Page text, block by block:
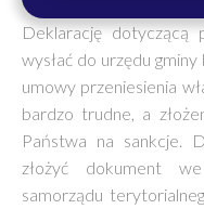
Deklarację dotyczącą
wysłać do urzędu
umowy przeniesienia
bardzo trudne, a
Państwa na sankcje.
złożyć dokument
samorządu